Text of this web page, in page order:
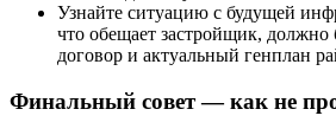
Узнайте ситуацию с будущей
что обещает застройщик, должно
договор и актуальный генплан
Финальный совет — как не